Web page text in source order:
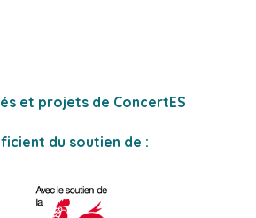
et projets de ConcertES
du soutien de :